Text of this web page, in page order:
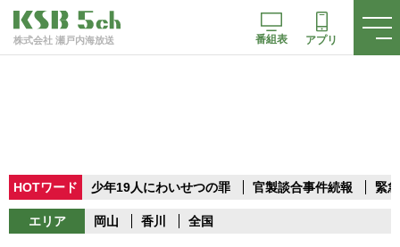
株式会社 瀬戸内海放送 番組表 アプリ
HOTワード 少年19人にわいせつの罪 官製談合事件続報 緊
エリア 岡山 香川 全国